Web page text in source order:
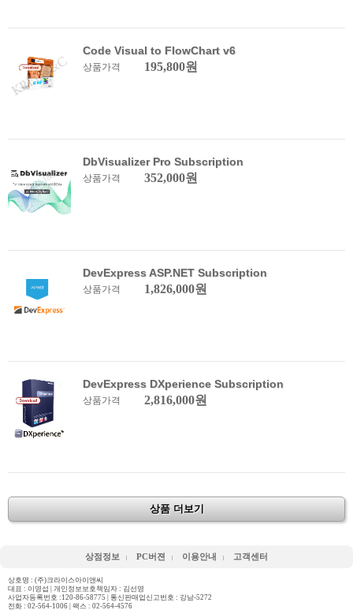
Code Visual to FlowChart v6
상품가격 195,800원
DbVisualizer Pro Subscription
상품가격 352,000원
DevExpress ASP.NET Subscription
상품가격 1,826,000원
DevExpress DXperience Subscription
상품가격 2,816,000원
상품 더보기
상점정보 PC버젼 이용안내 고객센터
상호명 : (주)크라이스아이앤씨
대표 : 이영섭 | 개인정보보호책임자 : 김선영
사업자등록번호 :120-86-58775 | 통신판매업신고번호 : 강남-5272
전화 : 02-564-1006 | 팩스 : 02-564-4576